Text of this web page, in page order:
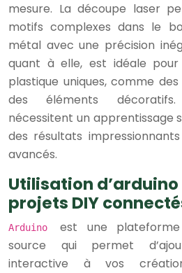
mesure. La découpe laser
motifs complexes dans le
métal avec une précision
quant à elle, est idéale
plastique uniques, comme
des éléments
nécessitent un apprentissage
des résultats
avancés.
Utilisation
projets DIY
Arduino est une
source qui permet
interactive à vos